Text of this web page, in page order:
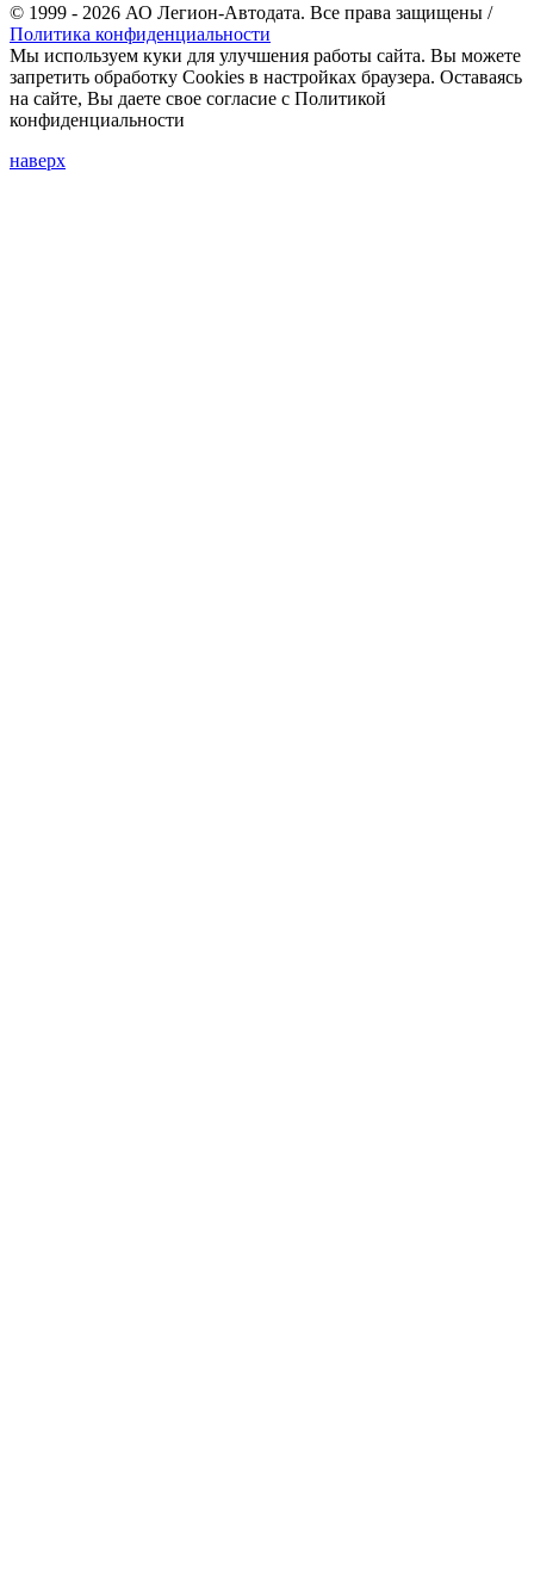
© 1999 - 2026 АО Легион-Автодата. Все права защищены /
Политика конфиденциальности
Мы используем куки для улучшения работы сайта. Вы можете
запретить обработку Cookies в настройках браузера. Оставаясь
на сайте, Вы даете свое согласие с Политикой
конфиденциальности
наверх